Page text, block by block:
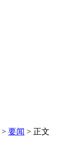
> 要闻 > 正文